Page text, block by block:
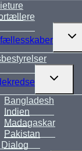
Skift
Skift
Bangladesh
Indien
Madagaskar
Pakistan
Dialog